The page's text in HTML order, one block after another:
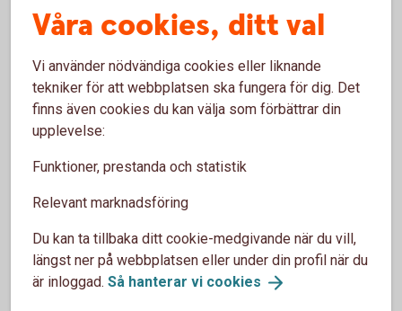
Rekommenderadewebbläsare
Behöver du hjälp?
Hitta svar på dina frågor eller ring oss så hjälper vi
Frågor och svar omInternetbanken
Ring oss på 0771-97 75 12
Våra cookies, ditt val
Vi använder nödvändiga cookies eller liknande
tekniker för att webbplatsen ska fungera för dig. Det
finns även cookies du kan välja som förbättrar din
upplevelse:
Funktioner, prestanda och statistik
Relevant marknadsföring
Du kan ta tillbaka ditt cookie-medgivande när du vill,
längst ner på webbplatsen eller under din profil när du
är inloggad. Så hanterar vi cookies